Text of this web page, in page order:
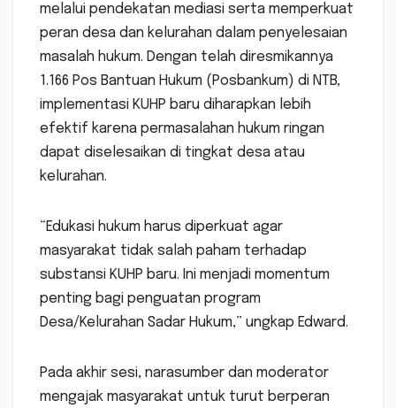
melalui pendekatan mediasi serta memperkuat
peran desa dan kelurahan dalam penyelesaian
masalah hukum. Dengan telah diresmikannya
1.166 Pos Bantuan Hukum (Posbankum) di NTB,
implementasi KUHP baru diharapkan lebih
efektif karena permasalahan hukum ringan
dapat diselesaikan di tingkat desa atau
kelurahan.
“Edukasi hukum harus diperkuat agar
masyarakat tidak salah paham terhadap
substansi KUHP baru. Ini menjadi momentum
penting bagi penguatan program
Desa/Kelurahan Sadar Hukum,” ungkap Edward.
Pada akhir sesi, narasumber dan moderator
mengajak masyarakat untuk turut berperan